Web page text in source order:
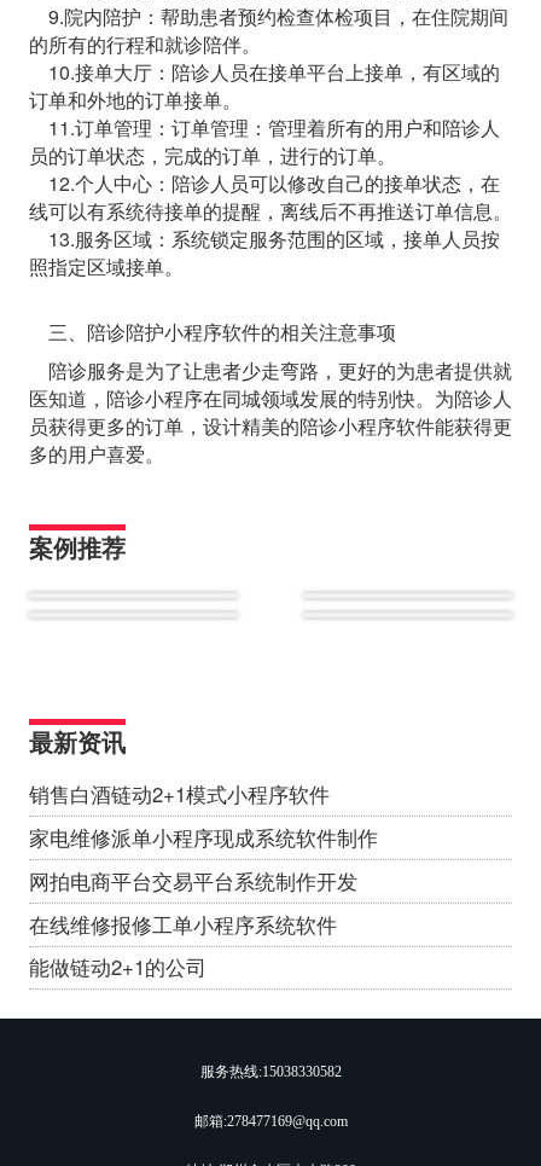
9.院内陪护：帮助患者预约检查体检项目，在住院期间
的所有的行程和就诊陪伴。
10.接单大厅：陪诊人员在接单平台上接单，有区域的
订单和外地的订单接单。
11.订单管理：订单管理：管理着所有的用户和陪诊人
员的订单状态，完成的订单，进行的订单。
12.个人中心：陪诊人员可以修改自己的接单状态，在
线可以有系统待接单的提醒，离线后不再推送订单信息。
13.服务区域：系统锁定服务范围的区域，接单人员按
照指定区域接单。
三、陪诊陪护小程序软件的相关注意事项
陪诊服务是为了让患者少走弯路，更好的为患者提供就
医知道，陪诊小程序在同城领域发展的特别快。为陪诊人
员获得更多的订单，设计精美的陪诊小程序软件能获得更
多的用户喜爱。
案例推荐
最新资讯
销售白酒链动2+1模式小程序软件
家电维修派单小程序现成系统软件制作
网拍电商平台交易平台系统制作开发
在线维修报修工单小程序系统软件
能做链动2+1的公司
服务热线:15038330582
邮箱:278477169@qq.com